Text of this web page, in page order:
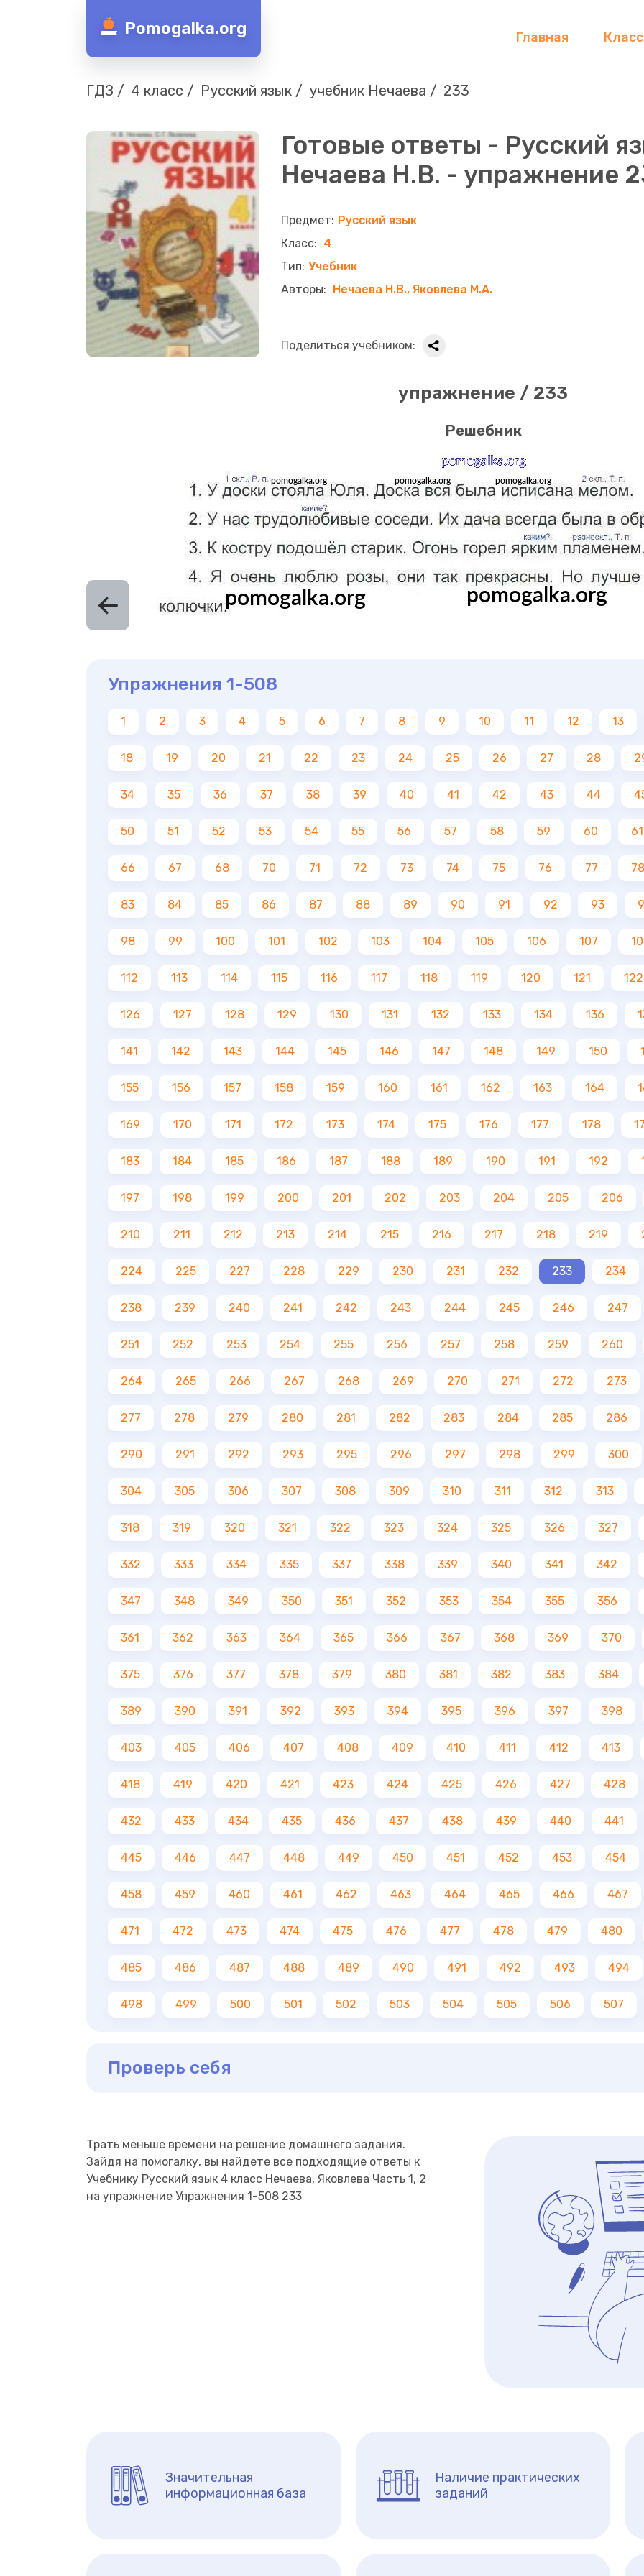
Pomogalka.org Главная
ГДЗ 4 класс Русский язык учебник Нечаева 233
Готовые ответы - Русский
Нечаева Н.В. - упражнение
Русский язык
4
Учебник
Нечаева Н.В., Яковлева М.А.
Поделиться учебником:
упражнение / 233
Решебник
Упражнения 1-508
1 2 3 4 5 6 7 8 9 10 11 12 13
18 19 20 21 22 23 24 25 26 27 28
34 35 36 37 38 39 40 41 42 43 44
50 51 52 53 54 55 56 57 58 59 60 61
66 67 68 70 71 72 73 74 75 76 77 78
83 84 85 86 87 88 89 90 91 92 93
98 99 100 101 102 103 104 105 106 107
112 113 114 115 116 117 118 119 120 121 122
126 127 128 129 130 131 132 133 134 136
141 142 143 144 145 146 147 148 149 150
155 156 157 158 159 160 161 162 163 164
169 170 171 172 173 174 175 176 177 178
183 184 185 186 187 188 189 190 191 192
197 198 199 200 201 202 203 204 205 206
210 211 212 213 214 215 216 217 218 219
224 225 227 228 229 230 231 232 233 234
238 239 240 241 242 243 244 245 246 247
251 252 253 254 255 256 257 258 259 260
264 265 266 267 268 269 270 271 272 273
277 278 279 280 281 282 283 284 285 286
290 291 292 293 295 296 297 298 299 300
304 305 306 307 308 309 310 311 312 313
318 319 320 321 322 323 324 325 326 327
332 333 334 335 337 338 339 340 341 342
347 348 349 350 351 352 353 354 355 356
361 362 363 364 365 366 367 368 369 370
375 376 377 378 379 380 381 382 383 384
389 390 391 392 393 394 395 396 397 398
403 405 406 407 408 409 410 411 412 413
418 419 420 421 423 424 425 426 427 428
432 433 434 435 436 437 438 439 440 441
445 446 447 448 449 450 451 452 453 454
458 459 460 461 462 463 464 465 466 467
471 472 473 474 475 476 477 478 479 480
485 486 487 488 489 490 491 492 493 494
498 499 500 501 502 503 504 505 506 507
Проверь себя
Трать меньше времени на решение домашнего задания.
Зайдя на помогалку, вы найдете все подходящие ответы к
Учебнику Русский язык 4 класс Нечаева, Яковлева Часть 1, 2
на упражнение Упражнения 1-508 233
Значительная
информационная база
Наличие практических
заданий